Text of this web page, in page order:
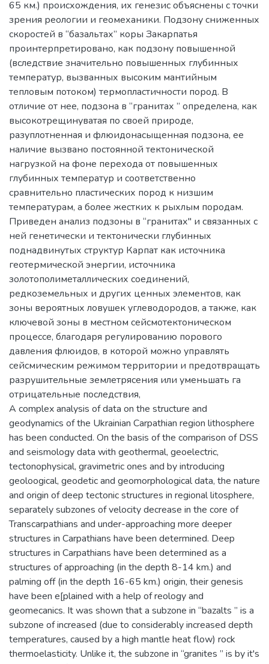
65 км.) происхождения, их генезис объяснены с точки
зрения реологии и геомеханики. Подзону сниженных
скоростей в “базальтах” коры Закарпатья
проинтерпретировано, как подзону повышенной
(вследствие значительно повышенных глубинных
температур, вызванных высоким мантийным
тепловым потоком) термопластичности пород. В
отличие от нее, подзона в “гранитах ” определена, как
высокотрещинуватая по своей природе,
разуплотненная и флюидонасыщенная подзона, ее
наличие вызвано постоянной тектонической
нагрузкой на фоне перехода от повышенных
глубинных температур и соответственно
сравнительно пластических пород к низшим
температурам, а более жестких к рыхлым породам.
Приведен анализ подзоны в “гранитах" и связанных с
ней генетически и тектонически глубинных
поднадвинутых структур Карпат как источника
геотермической энергии, источника
золотополиметаллических соединений,
редкоземельных и других ценных элементов, как
зоны вероятных ловушек углеводородов, а также, как
ключевой зоны в местном сейсмотектоническом
процессе, благодаря регулированию порового
давления флюидов, в которой можно управлять
сейсмическим режимом территории и предотвращать
разрушительные землетрясения или уменьшать га
отрицательные последствия,
A complex analysis of data on the structure and
geodynamics of the Ukrainian Carpathian region lithosphere
has been conducted. On the basis of the comparison of DSS
and seismology data with geothermal, geoelectric,
tectonophysical, gravimetric ones and by introducing
geoloogical, geodetic and geomorphological data, the nature
and origin of deep tectonic structures in regional litosphere,
separately subzones of velocity decrease in the core of
Transcarpathians and under-approaching more deeper
structures in Carpathians have been determined. Deep
structures in Carpathians have been determined as a
structures of approaching (in the depth 8-14 km.) and
palming off (in the depth 16-65 km.) origin, their genesis
have been e[plained with a help of reology and
geomecanics. It was shown that a subzone in “bazalts ” is a
subzone of increased (due to considerably increased depth
temperatures, caused by a high mantle heat flow) rock
thermoelasticity. Unlike it, the subzone in “granites ” is by it's